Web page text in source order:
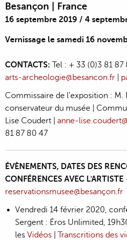
Besançon | France
16 septembre 2019 / 4
Vernissage le samedi 16
CONTACTS: Tel : + 33 (0)3 81 87
arts-archeologie@besancon.fr
Commissaire de l'exposition : M.
conservateur du musée |
Lise Coudert | anne-
81 87 80 47‬
ÉVÈNEMENTS, DATES DES
CONFÉRENCES AVEC L'ARTISTE
reservationsmusee@besançon.fr
Vendredi 14 février 2020,
Sergent : Éros Unlimited,
les Vidéos Transcritions des